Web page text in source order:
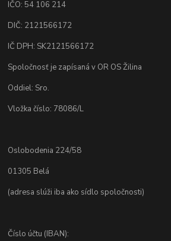
IČO: 54 106 214
DIČ: 2121566172
IČ DPH: SK2121566172
Spoločnosť je zapísaná v OR OS Žilina
Oddiel: Sro.
Vložka číslo: 78086/L
Oslobodenia 224/58
01305 Belá
(adresa slúži iba ako sídlo spoločnosti)
Číslo účtu (IBAN):